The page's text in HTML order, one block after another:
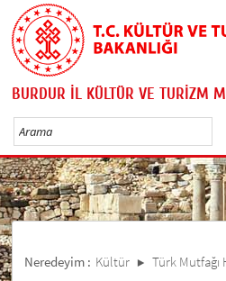
BURDUR İL KÜLTÜR VE TURİZM
Neredeyim : Kültür Türk Mutfağı